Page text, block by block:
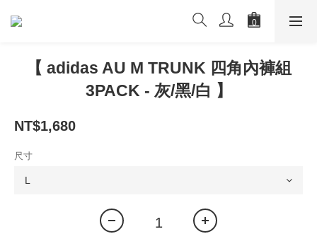
【 adidas AU M TRUNK 四角內褲組
3PACK - 灰/黑/白 】
NT$1,680
尺寸